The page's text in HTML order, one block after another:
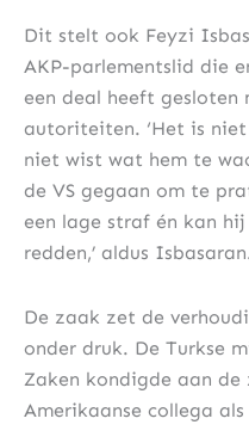
Dit stelt ook Feyzi
AKP-parlementslid die
een deal heeft gesloten
autoriteiten. ‘Het is
niet wist wat hem te
de VS gegaan om te
een lage straf én kan
redden,’ aldus Isbasaran.
De zaak zet de
onder druk. De Turkse
Zaken kondigde aan
Amerikaanse collega